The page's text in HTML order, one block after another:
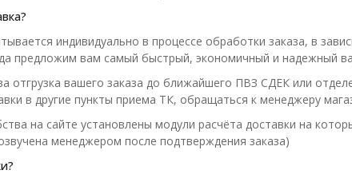
индивидуально в процессе обработки заказа, в
предложим вам самый быстрый, экономичный и надежный
отгрузка вашего заказа до ближайшего ПВЗ СДЕК или
в другие пункты приема ТК, обращаться к менеджеру
на сайте установлены модули расчёта доставки на
менеджером после подтверждения заказа)